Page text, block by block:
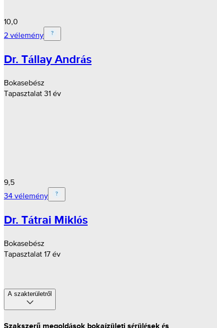
10,0
2 vélemény
Dr. Tállay András
Bokasebész
Tapasztalat 31 év
9,5
34 vélemény
Dr. Tátrai Miklós
Bokasebész
Tapasztalat 17 év
A szakterületről